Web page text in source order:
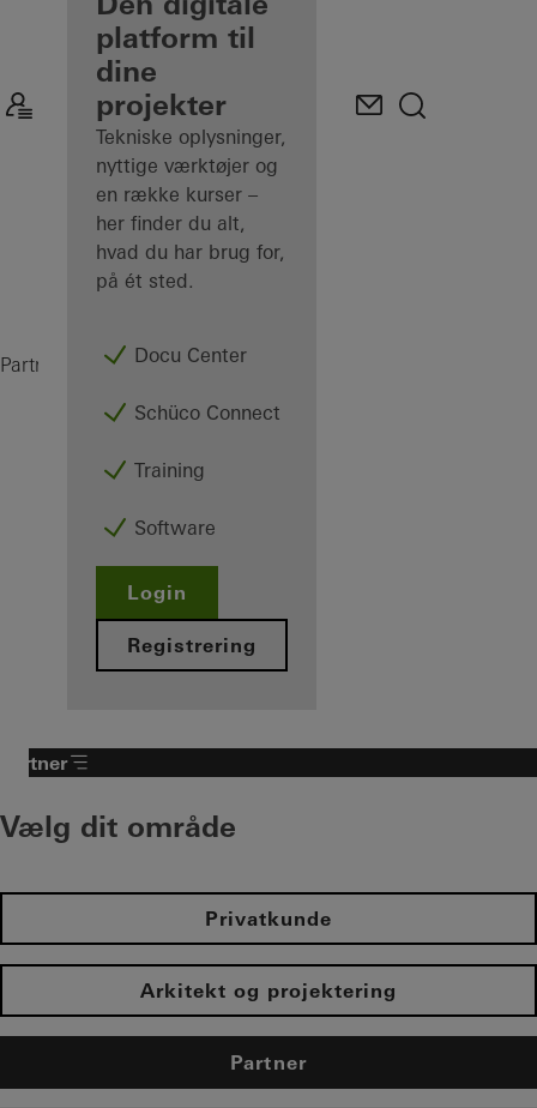
Oplev min
Arbejdsplads
platform til
dine
projekter
Tekniske oplysninger,
nyttige værktøjer og
en række kurser –
her finder du alt,
hvad du har brug for,
på ét sted.
Docu Center
Schüco Connect
Training
Software
Login
Registrering
Partner ProdukterVinduer AWS 75.SI+
Partner​
Vælg dit område​
Privatkunde
Arkitekt og projektering
Partner